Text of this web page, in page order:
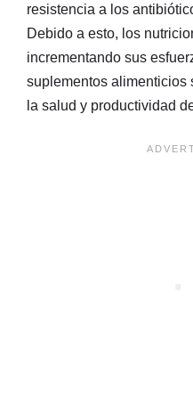
resistencia a los
Debido a esto, los
incrementando sus
suplementos alimenticios
la salud y productividad